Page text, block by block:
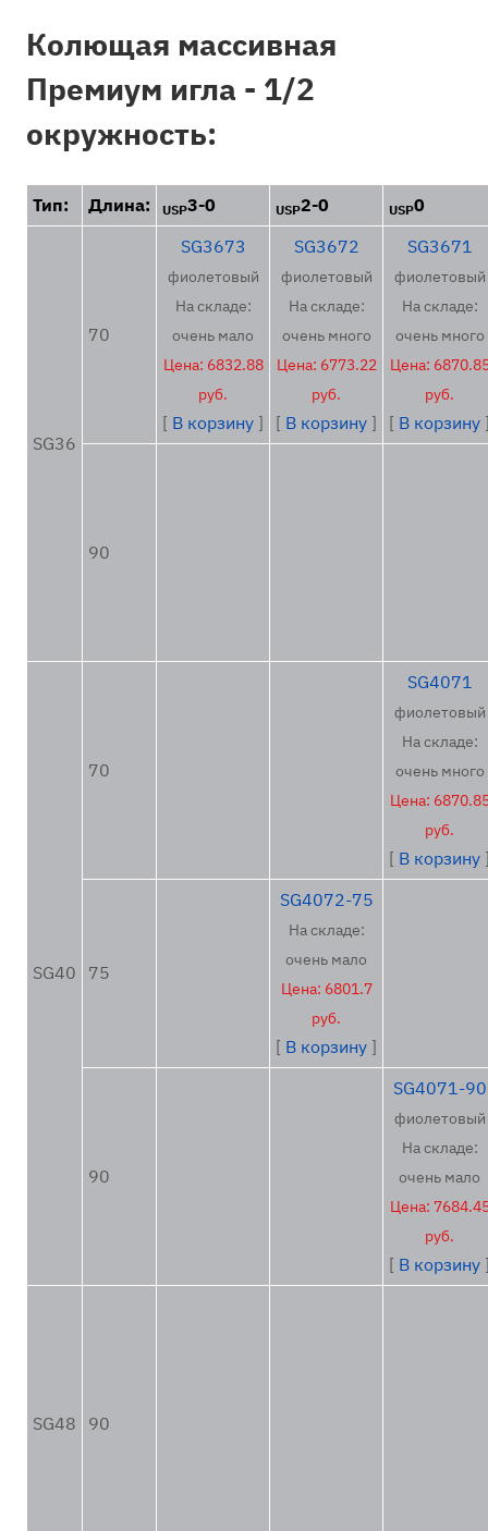
Колющая массивная
Премиум игла - 1/2
окружность:
Тип: Длина: USP3-0 USP2-0 USP0
SG36
70
SG3673
фиолетовый
На складе:
очень мало
Цена: 6832.88
руб.
[ В корзину ]
SG3672
фиолетовый
На складе:
очень много
Цена: 6773.22
руб.
[ В корзину ]
SG3671
фиолетовый
На складе:
очень много
Цена:
руб.
[ В корзину
90
SG40
70
SG4071
фиолетовый
На складе:
очень много
Цена:
руб.
[ В корзину
75
SG4072-75
На складе:
очень мало
Цена: 6801.7
руб.
[ В корзину ]
90
SG4071-90
фиолетовый
На складе:
очень мало
Цена:
руб.
[ В корзину
SG48 90